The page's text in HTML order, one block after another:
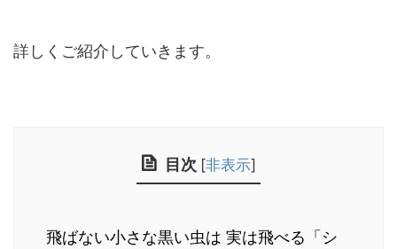
詳しくご紹介していきます。
目次 [非表示]
飛ばない小さな黒い虫は 実は飛べる「シ